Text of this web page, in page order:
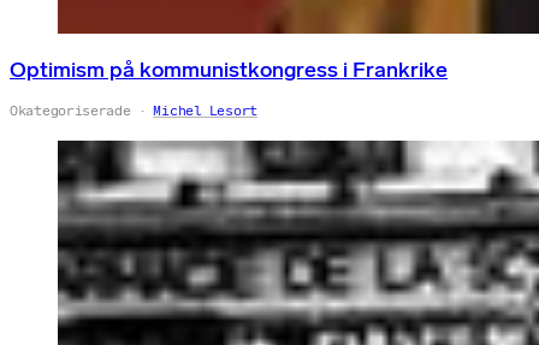
Optimism på kommunistkongress i Frankrike
Okategoriserade Michel Lesort